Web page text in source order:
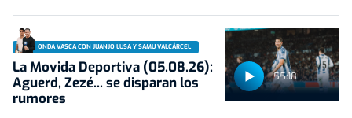
55:18
ONDA VASCA CON JUANJO LUSA Y SAMU VALCÁRCEL
La Movida Deportiva (05.08.26):
Aguerd, Zezé... se disparan los
rumores